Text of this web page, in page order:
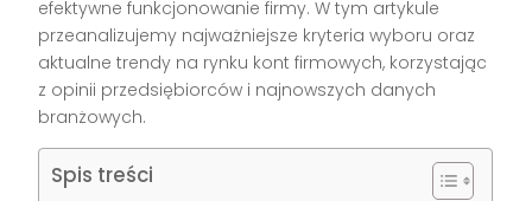
efektywne funkcjonowanie firmy. W tym artykule
przeanalizujemy najważniejsze kryteria wyboru oraz
aktualne trendy na rynku kont firmowych, korzystając
z opinii przedsiębiorców i najnowszych danych
branżowych.
Spis treści